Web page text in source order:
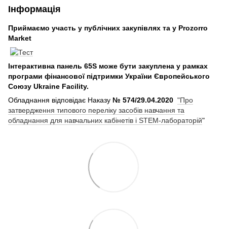
Інформація
Приймаємо участь у публічних закупівлях та у Prozorro
Market
Інтерактивна панель 65S може бути закуплена у рамках
програми фінансової підтримки України Європейського
Союзу Ukraine Facility.
Обладнання відповідає Наказу № 574/29.04.2020 "Про
затвердження типового переліку засобів навчання та
обладнання для навчальних кабінетів і STEM-лабораторій"